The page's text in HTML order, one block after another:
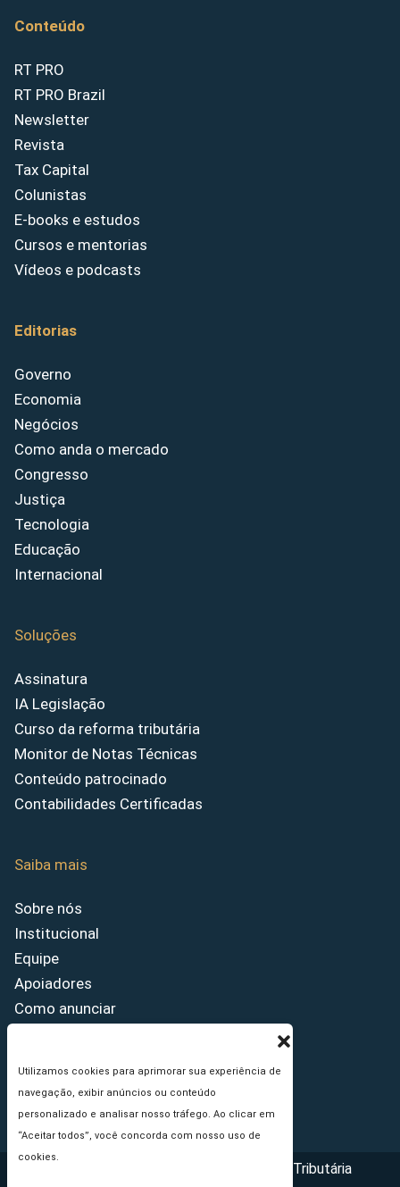
Utilizamos cookies para aprimorar sua experiência de
navegação, exibir anúncios ou conteúdo
personalizado e analisar nosso tráfego. Ao clicar em
“Aceitar todos”, você concorda com nosso uso de
cookies.
Conteúdo
RT PRO
RT PRO Brazil
Newsletter
Revista
Tax Capital
Colunistas
E-books e estudos
Cursos e mentorias
Vídeos e podcasts
Editorias
Governo
Economia
Negócios
Como anda o mercado
Congresso
Justiça
Tecnologia
Educação
Internacional
Soluções
Assinatura
IA Legislação
Curso da reforma tributária
Monitor de Notas Técnicas
Conteúdo patrocinado
Contabilidades Certificadas
Saiba mais
Sobre nós
Institucional
Equipe
Apoiadores
Como anunciar
Princípios Editoriais
Copyright © 2026 - Portal da Reforma Tributária